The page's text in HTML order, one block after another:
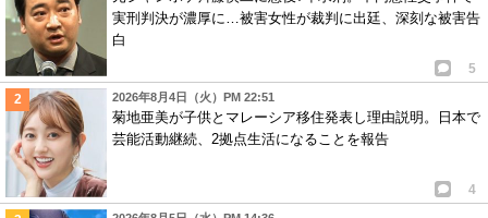
実刑判決が濃厚に…被害女性が裁判に出廷、深刻な被害告
白
5
2026年8月4日（火）PM 22:51
菊地亜美が子供とマレーシア移住発表し理由説明。日本で
芸能活動継続、2拠点生活になることを報告
4